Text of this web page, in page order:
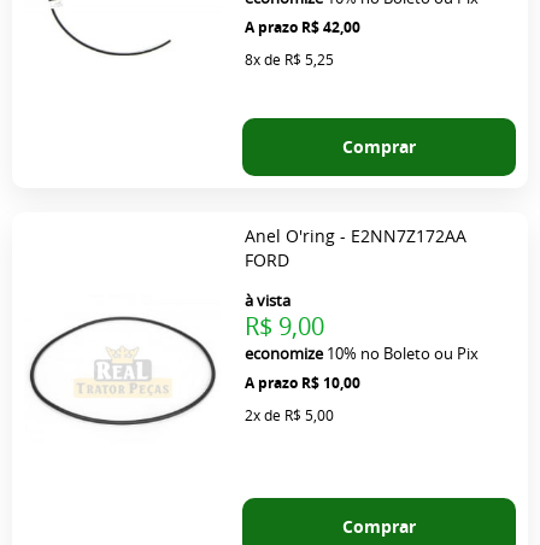
R$ 42,00
8xde R$ 5,25
Comprar
Anel O'ring - E2NN7Z172AA
FORD
R$ 10,00
à vista
R$ 9,00
economize10% no Boleto ou Pix
2xde R$ 5,00
Comprar